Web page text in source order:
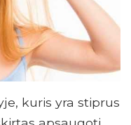
kuris yra stiprus